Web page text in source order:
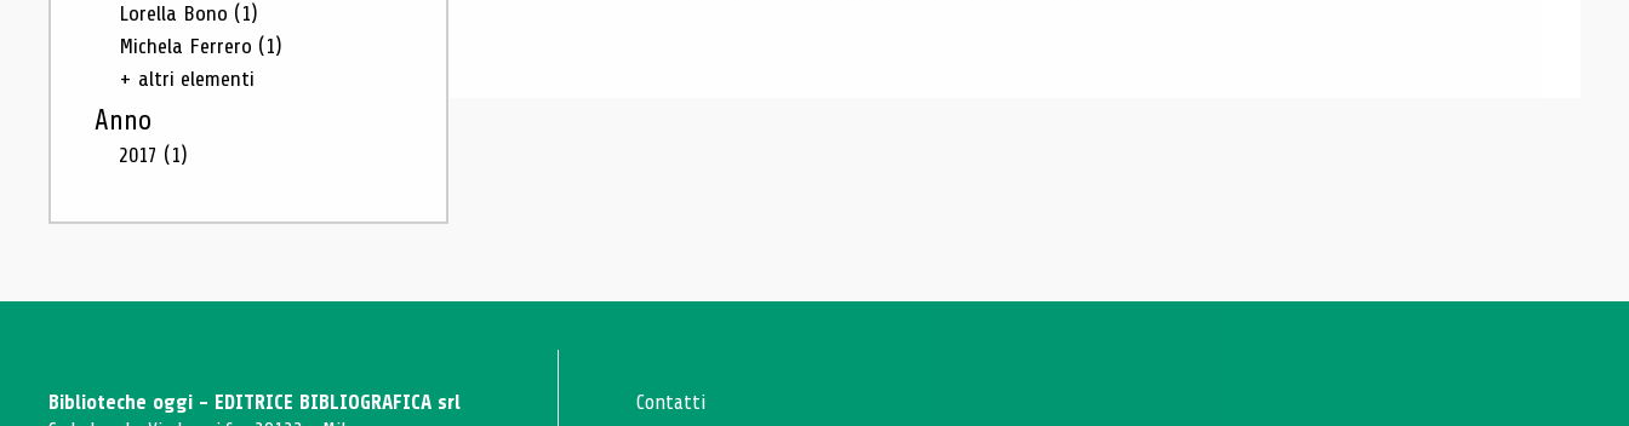
Lorella Bono (1)
Michela Ferrero (1)
+ altri elementi
Anno
2017 (1)
Biblioteche oggi - EDITRICE BIBLIOGRAFICA srl
Contatti